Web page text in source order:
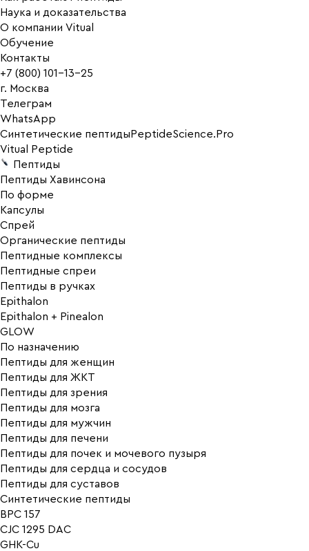
Наука и доказательства
О компании Vitual
Обучение
Контакты
+7 (800) 101-13-25
г. Москва
Телеграм
WhatsApp
Синтетические пептиды PeptideScience.Pro
Vitual Peptide
Пептиды
Пептиды Хавинсона
По форме
Капсулы
Спрей
Органические пептиды
Пептидные комплексы
Пептидные спреи
Пептиды в ручках
Epithalon
Epithalon + Pinealon
GLOW
По назначению
Пептиды для женщин
Пептиды для ЖКТ
Пептиды для зрения
Пептиды для мозга
Пептиды для мужчин
Пептиды для печени
Пептиды для почек и мочевого пузыря
Пептиды для сердца и сосудов
Пептиды для суставов
Синтетические пептиды
BPC 157
CJC 1295 DAC
GHK-Cu